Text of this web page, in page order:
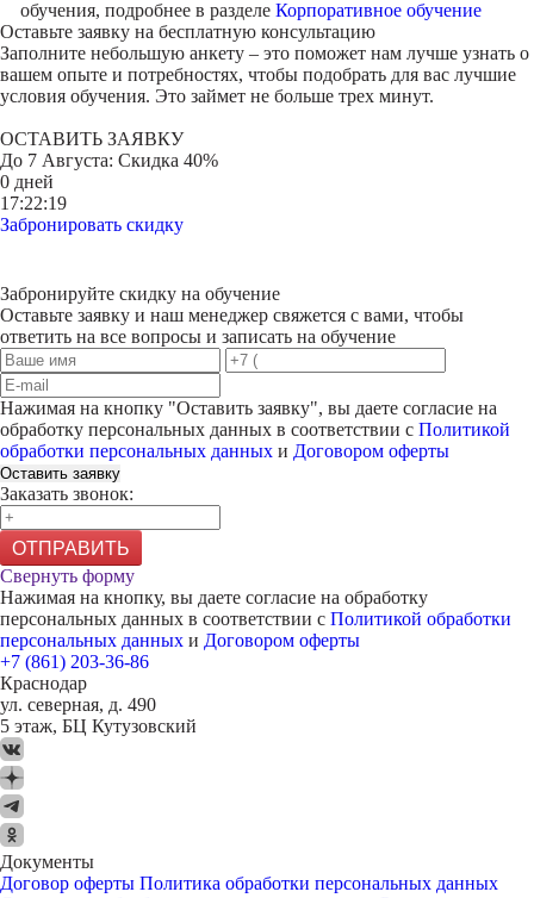
обучения, подробнее в разделе Корпоративное обучение
Оставьте заявку на бесплатную консультацию
Заполните небольшую анкету – это поможет нам лучше узнать о
вашем опыте и потребностях, чтобы подобрать для вас лучшие
условия обучения. Это займет не больше трех минут.
ОСТАВИТЬ ЗАЯВКУ
До 7 Августа: Скидка 40%
0 дней
17:22:19
Забронировать скидку
Забронируйте скидку на обучение
Оставьте заявку и наш менеджер свяжется с вами, чтобы
ответить на все вопросы и записать на обучение
Нажимая на кнопку "Оставить заявку", вы даете согласие на
обработку персональных данных в соответствии с Политикой
обработки персональных данных и Договором оферты
Оставить заявку
Заказать звонок:
ОТПРАВИТЬ
Свернуть форму
Нажимая на кнопку, вы даете согласие на обработку
персональных данных в соответствии с Политикой обработки
персональных данных и Договором оферты
+7 (861) 203-36-86
Краснодар
ул. северная, д. 490
5 этаж, БЦ Кутузовский
Документы
Договор оферты Политика обработки персональных данных